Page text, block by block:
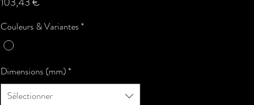
Couleurs & Variantes*
Dimensions (mm)*
Sélectionner